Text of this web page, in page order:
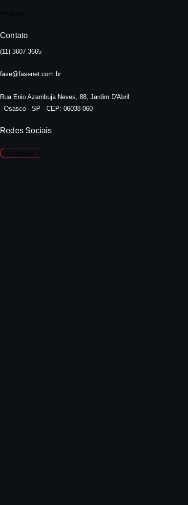
Contato
(11) 3607-3665
fase@fasenet.com.br
Rua Enio Azambuja Neves, 88, Jardim D'Abril
- Osasco - SP - CEP: 06038-060
Redes Sociais
Facebook-f